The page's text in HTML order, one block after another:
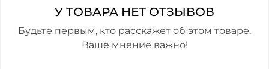
У ТОВАРА НЕТ ОТЗЫВОВ
Будьте первым, кто расскажет об этом товаре.
Ваше мнение важно!